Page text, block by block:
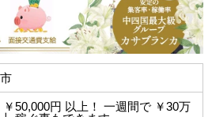
￥50,000円 以上！ 一週間で ￥30万